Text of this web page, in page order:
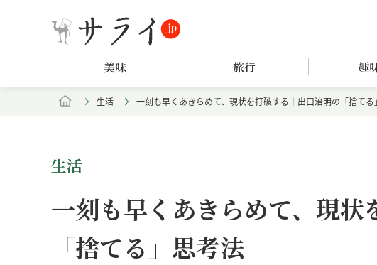
美味 旅行 趣
生活 一刻も早くあきらめて、現状を打破する｜出口治明の「捨てる
生活
一刻も早くあきらめて、現状
「捨てる」思考法